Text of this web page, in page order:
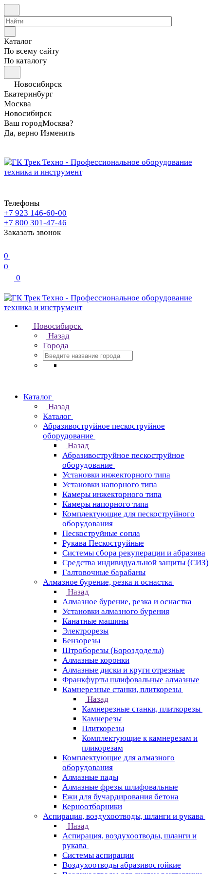
Каталог
По всему сайту
По каталогу
Новосибирск
Екатеринбург
Москва
Новосибирск
Ваш городМосква?
Да, верно Изменить
Телефоны
+7 923 146-60-00
+7 800 301-47-46
Заказать звонок
0
0
0
Новосибирск
Назад
Города
Каталог
Назад
Каталог
Абразивоструйное пескоструйное
оборудование
Назад
Абразивоструйное пескоструйное
оборудование
Установки инжекторного типа
Установки напорного типа
Камеры инжекторного типа
Камеры напорного типа
Комплектующие для пескоструйного
оборудования
Пескоструйные сопла
Рукава Пескоструйные
Системы сбора рекуперации и абразива
Средства индивидуальной защиты (СИЗ)
Галтовочные барабаны
Алмазное бурение, резка и оснастка
Назад
Алмазное бурение, резка и оснастка
Установки алмазного бурения
Канатные машины
Электрорезы
Бензорезы
Штроборезы (Бороздоделы)
Алмазные коронки
Алмазные диски и круги отрезные
Франкфурты шлифовальные алмазные
Камнерезные станки, плиткорезы
Назад
Камнерезные станки, плиткорезы
Камнерезы
Плиткорезы
Комплектующие к камнерезам и
пликорезам
Комплектующие для алмазного
оборудования
Алмазные пады
Алмазные фрезы шлифовальные
Ежи для бучардирования бетона
Керноотборники
Аспирация, воздухоотводы, шланги и рукава
Назад
Аспирация, воздухоотводы, шланги и
рукава
Системы аспирации
Воздухоотводы абразивостойкие